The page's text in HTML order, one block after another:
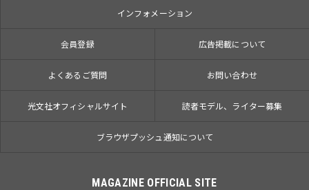
インフォメーション
会員登録 広告掲載について
よくあるご質問 お問い合わせ
光文社オフィシャルサイト 読者モデル、ライター募集
ブラウザプッシュ通知について
MAGAZINE OFFICIAL SITE